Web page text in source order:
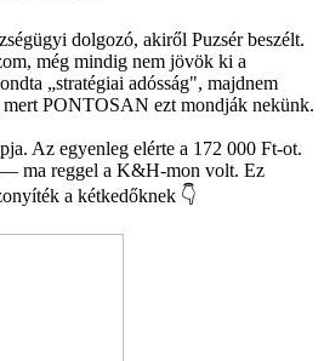
dolgozó, akiről Puzsér beszélt.
még mindig nem jövök ki a
„stratégiai adósság", majdnem
mert PONTOSAN ezt mondják nekünk.
Az egyenleg elérte a 172 000 Ft-ot.
ma reggel a K&H-mon volt. Ez
a kétkedőknek 👇